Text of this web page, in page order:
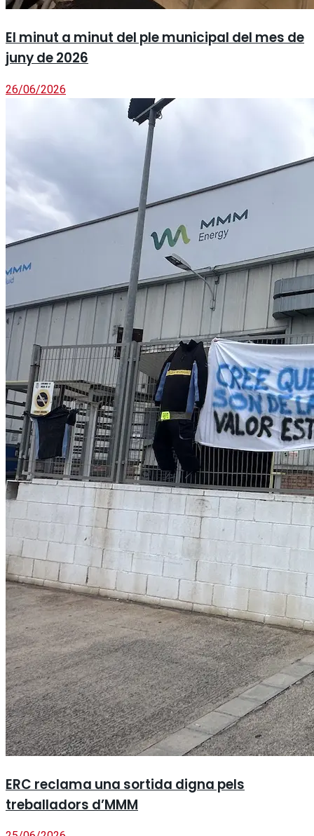
El minut a minut del ple municipal del mes de
juny de 2026
26/06/2026
ERC reclama una sortida digna pels
treballadors d’MMM